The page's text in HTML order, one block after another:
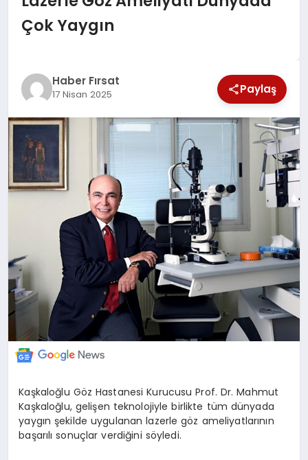
TEKNOLOJİ
EKONOMİ
MAGAZİN
EĞİTİM
Çok Yaygın
Haber Fırsat
17 Nisan 2025 Paylaş
Kaşkaloğlu Göz Hastanesi Kurucusu Prof. Dr. Mahmut
Kaşkaloğlu, gelişen teknolojiyle birlikte tüm dünyada
yaygın şekilde uygulanan lazerle göz ameliyatlarının
başarılı sonuçlar verdiğini söyledi.